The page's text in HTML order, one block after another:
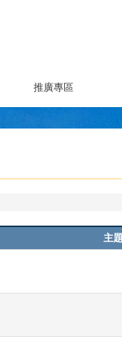
推廣專區
主題